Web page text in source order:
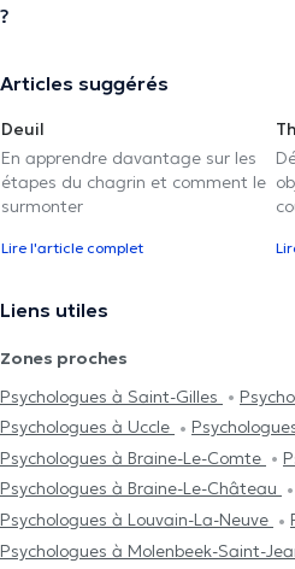
?
Articles suggérés
Deuil
En apprendre davantage sur les
étapes du chagrin et comment le
surmonter
Lire l'article complet
Liens utiles
Zones proches
Psychologues à Saint-Gilles
Psychologues à Uccle
Psychologues à Braine-Le-Comte
Psychologues à Braine-Le-Château
Psychologues à Louvain-La-Neuve
Psychologues à Molenbeek-Saint-